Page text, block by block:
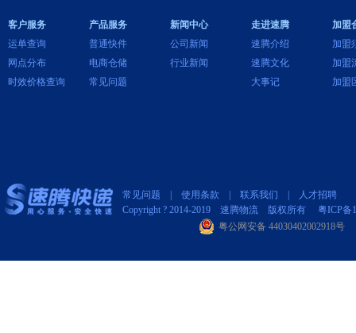
客户服务
运单查询
网点分布
时效价格查询
产品服务
普通快件
电商仓储
常见问题
新闻中心
公司新闻
行业新闻
走进速腾
速腾介绍
速腾文化
大事记
加盟
加盟
加盟
加盟
常见问题 | 使用条款 | 联系我们
人才招聘
Copyright ? 2014-2019 速腾物流 版权所有 粤ICP备
粤公网安备 44030402002918号